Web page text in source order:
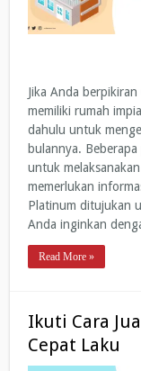
Jika Anda
memiliki rumah
dahulu untuk
bulannya.
untuk
memerlukan
Platinum ditujukan
Anda inginkan
Read More »
Ikuti Cara
Cepat Laku